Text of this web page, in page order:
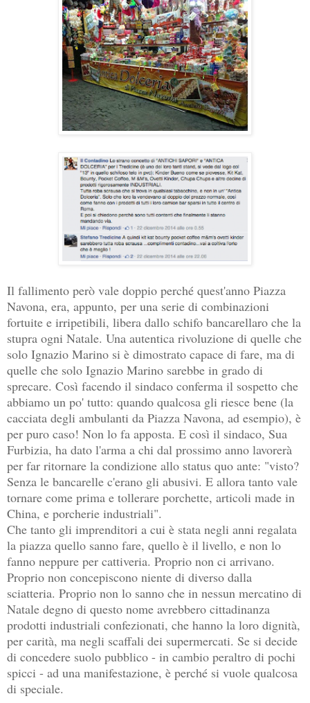
Il fallimento però vale doppio perché quest'anno Piazza
Navona, era, appunto, per una serie di combinazioni
fortuite e irripetibili, libera dallo schifo bancarellaro che la
stupra ogni Natale. Una autentica rivoluzione di quelle che
solo Ignazio Marino si è dimostrato capace di fare, ma di
quelle che solo Ignazio Marino sarebbe in grado di
sprecare. Così facendo il sindaco conferma il sospetto che
abbiamo un po' tutto: quando qualcosa gli riesce bene (la
cacciata degli ambulanti da Piazza Navona, ad esempio), è
per puro caso! Non lo fa apposta. E così il sindaco, Sua
Furbizia, ha dato l'arma a chi dal prossimo anno lavorerà
per far ritornare la condizione allo status quo ante: "visto?
Senza le bancarelle c'erano gli abusivi. E allora tanto vale
tornare come prima e tollerare porchette, articoli made in
China, e porcherie industriali".
Che tanto gli imprenditori a cui è stata negli anni regalata
la piazza quello sanno fare, quello è il livello, e non lo
fanno neppure per cattiveria. Proprio non ci arrivano.
Proprio non concepiscono niente di diverso dalla
sciatteria. Proprio non lo sanno che in nessun mercatino di
Natale degno di questo nome avrebbero cittadinanza
prodotti industriali confezionati, che hanno la loro dignità,
per carità, ma negli scaffali dei supermercati. Se si decide
di concedere suolo pubblico - in cambio peraltro di pochi
spicci - ad una manifestazione, è perché si vuole qualcosa
di speciale.